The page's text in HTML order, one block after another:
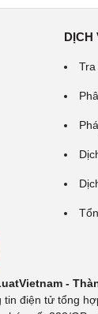
DỊCH
-
tin điện tử tổng